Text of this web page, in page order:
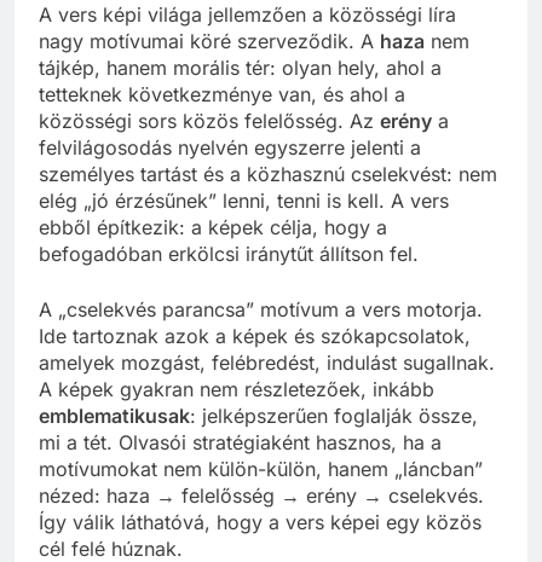
A vers képi világa jellemzően a közösségi líra
nagy motívumai köré szerveződik. A haza nem
tájkép, hanem morális tér: olyan hely, ahol a
tetteknek következménye van, és ahol a
közösségi sors közös felelősség. Az erény a
felvilágosodás nyelvén egyszerre jelenti a
személyes tartást és a közhasznú cselekvést: nem
elég „jó érzésűnek” lenni, tenni is kell. A vers
ebből építkezik: a képek célja, hogy a
befogadóban erkölcsi iránytűt állítson fel.
A „cselekvés parancsa” motívum a vers motorja.
Ide tartoznak azok a képek és szókapcsolatok,
amelyek mozgást, felébredést, indulást sugallnak.
A képek gyakran nem részletezőek, inkább
emblematikusak: jelképszerűen foglalják össze,
mi a tét. Olvasói stratégiaként hasznos, ha a
motívumokat nem külön-külön, hanem „láncban”
nézed: haza → felelősség → erény → cselekvés.
Így válik láthatóvá, hogy a vers képei egy közös
cél felé húznak.